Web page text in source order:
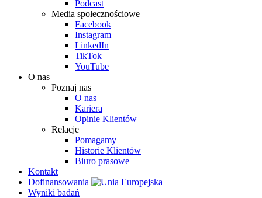
Podcast
Media społecznościowe
Facebook
Instagram
LinkedIn
TikTok
YouTube
O nas
Poznaj nas
O nas
Kariera
Opinie Klientów
Relacje
Pomagamy
Historie Klientów
Biuro prasowe
Kontakt
Dofinansowania
Wyniki badań